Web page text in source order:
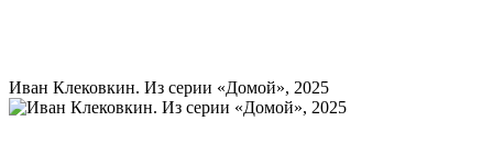
Иван Клековкин. Из серии «Домой», 2025